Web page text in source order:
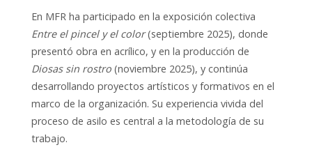
En MFR ha participado en la exposición colectiva
Entre el pincel y el color(septiembre 2025), donde
presentó obra en acrílico, y en la producción de
Diosas sin rostro(noviembre 2025), y continúa
desarrollando proyectos artísticos y formativos en el
marco de la organización. Su experiencia vivida del
proceso de asilo es central a la metodología de su
trabajo.